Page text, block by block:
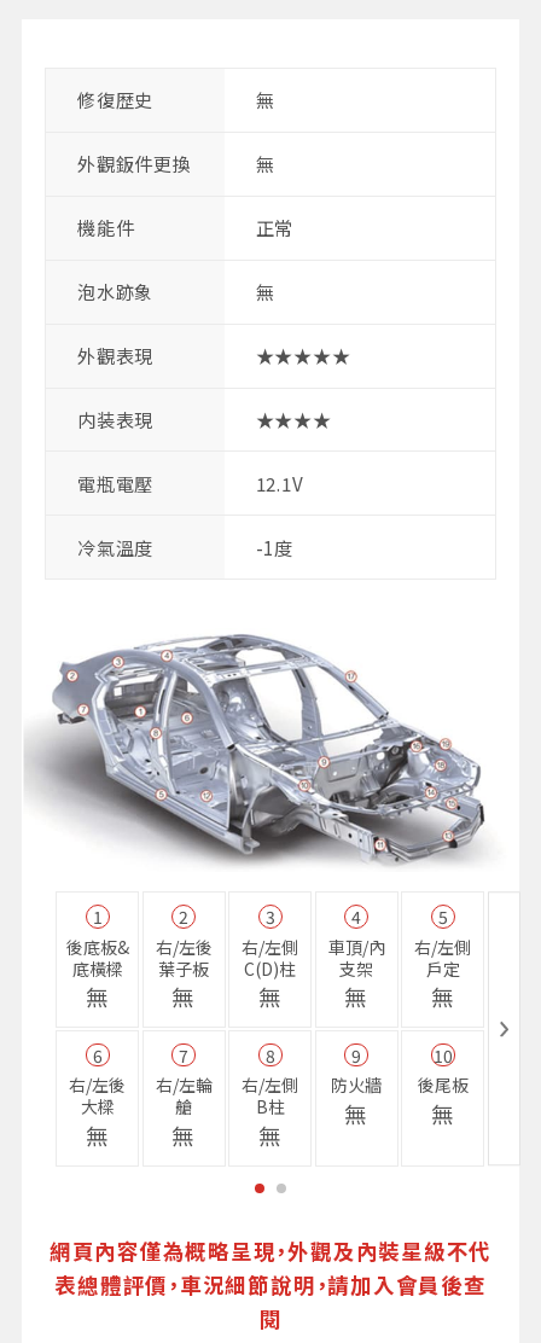
修復歴史 無
外觀鈑件更換 無
機能件 正常
泡水跡象 無
外觀表現 ★★★★★
内装表現 ★★★★
電瓶電壓 12.1V
冷氣溫度 -1度
1
後底板&
底橫樑
無
2
右/左後
葉子板
無
3
右/左側
C(D)柱
無
4
車頂/內
支架
無
5
右/左側
戶定
無
6
右/左後
大樑
無
7
右/左輪
艙
無
8
右/左側
B柱
無
9
防火牆
無
10
後尾板
無
網頁內容僅為概略呈現，外觀及內裝星級不代
表總體評價，車況細節說明，請加入會員後查
閱